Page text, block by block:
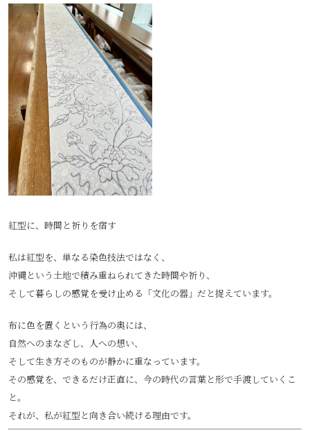
紅型に、時間と祈りを宿す
私は紅型を、単なる染色技法ではなく、
沖縄という土地で積み重ねられてきた時間や祈り、
そして暮らしの感覚を受け止める「文化の器」だと捉えています。
布に色を置くという行為の奥には、
自然へのまなざし、人への想い、
そして生き方そのものが静かに重なっています。
その感覚を、できるだけ正直に、今の時代の言葉と形で手渡していくこ
と。
それが、私が紅型と向き合い続ける理由です。